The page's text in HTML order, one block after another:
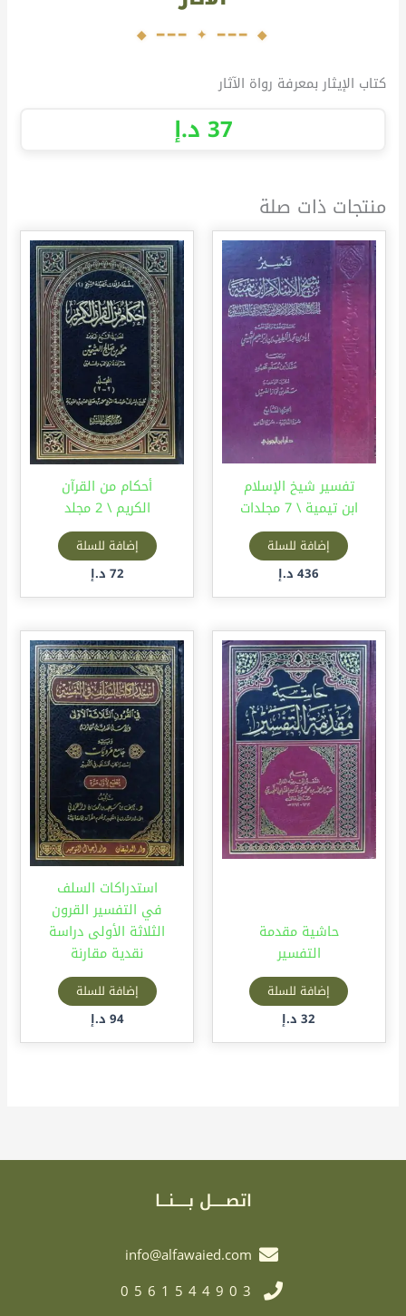
كتاب الإيثار بمعرفة رواة الآثار
37 د.إ
منتجات ذات صلة
تفسير شيخ الإسلام
ابن تيمية \ 7 مجلدات
إضافة للسلة
436 د.إ
أحكام من القرآن
الكريم \ 2 مجلد
إضافة للسلة
72 د.إ
حاشية مقدمة
التفسير
إضافة للسلة
32 د.إ
استدراكات السلف
في التفسير القرون
الثلاثة الأولى دراسة
نقدية مقارنة
إضافة للسلة
94 د.إ
اتصـــــل بـــــنـــا
info@alfawaied.com
0561544903